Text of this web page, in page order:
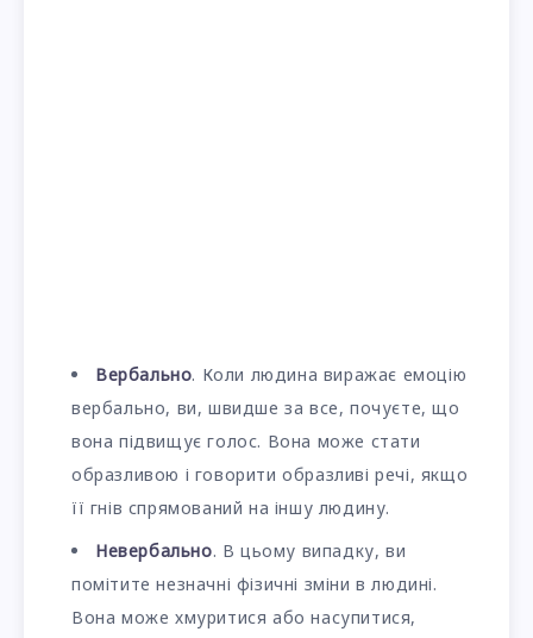
Вербально. Коли людина виражає емоцію
вербально, ви, швидше за все, почуєте, що
вона підвищує голос. Вона може стати
образливою і говорити образливі речі, якщо
її гнів спрямований на іншу людину.
Невербально. В цьому випадку, ви
помітите незначні фізичні зміни в людині.
Вона може хмуритися або насупитися,